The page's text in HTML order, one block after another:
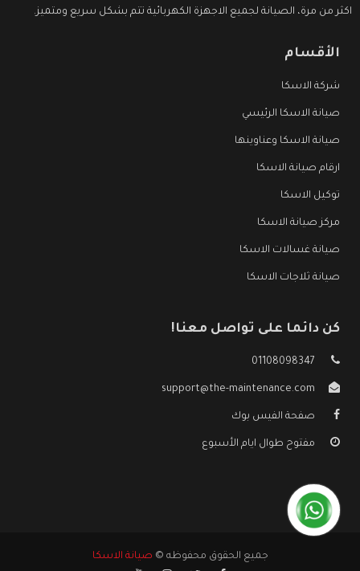
اكثر من مرة، الصيانة لجميع الاجهزة الكهربائية تتم بشكل سريع ومتميز.
الأقسام
شركة الاسكا
صيانة الاسكا الرئيسي
صيانة الاسكا وعناوينها
ارقام صيانة الاسكا
توكيل الاسكا
مركز صيانة الاسكا
صيانة غسالات الاسكا
صيانة ثلاجات الاسكا
كن دائما على تواصل معنا!
01108098347
support@the-maintenance.com
صفحة الفيس بوك
مفتوح طوال ايام الأسبوع
جميع الحقوق محفوظه © صيانة الاسكا